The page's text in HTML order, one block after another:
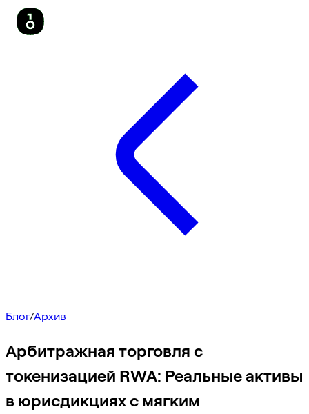
Блог/Архив
Арбитражная торговля с
токенизацией RWA: Реальные активы
в юрисдикциях с мягким